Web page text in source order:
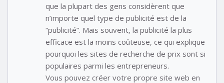
que la plupart des gens considèrent que
n’importe quel type de publicité est de la
“publicité”. Mais souvent, la publicité la plus
efficace est la moins coûteuse, ce qui explique
pourquoi les sites de recherche de prix sont si
populaires parmi les entrepreneurs.
Vous pouvez créer votre propre site web en